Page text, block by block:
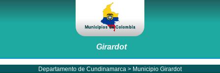
Girardot
Departamento de Cundinamarca > Municipio Girardot